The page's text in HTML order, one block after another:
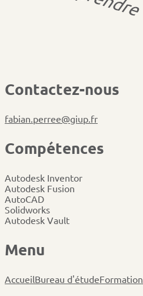
Contactez-nous
fabian.perree@giup.fr
Compétences
Autodesk Inventor
Autodesk Fusion
AutoCAD
Solidworks
Autodesk Vault
Menu
AccueilBureau d'étudeFormation